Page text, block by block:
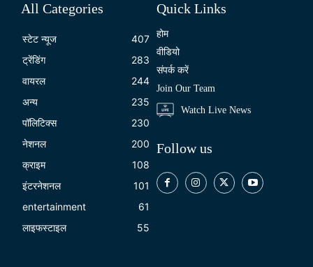
All Categories
स्टेट न्यूज
407
ट्रेंडिंग
283
वायरल
244
अन्य
235
पॉलिटिक्स
230
नेशनल
200
क्राइम
108
इंटरनेशनल
101
entertainment
61
लाइफस्टाइल
55
Quick Links
होम
वीडियो
संपर्क करें
Join Our Team
Watch Live News
Follow us